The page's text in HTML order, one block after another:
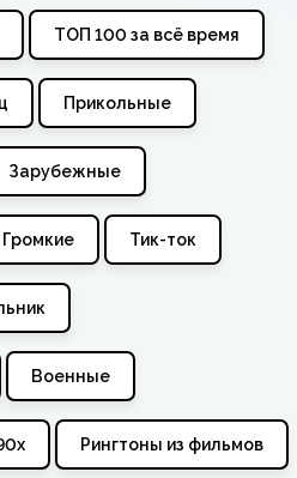
ТОП 100 за всё время
Прикольные
Зарубежные
Громкие Тик-ток
Военные
Рингтоны из фильмов